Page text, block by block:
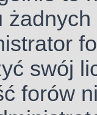
swój
forów